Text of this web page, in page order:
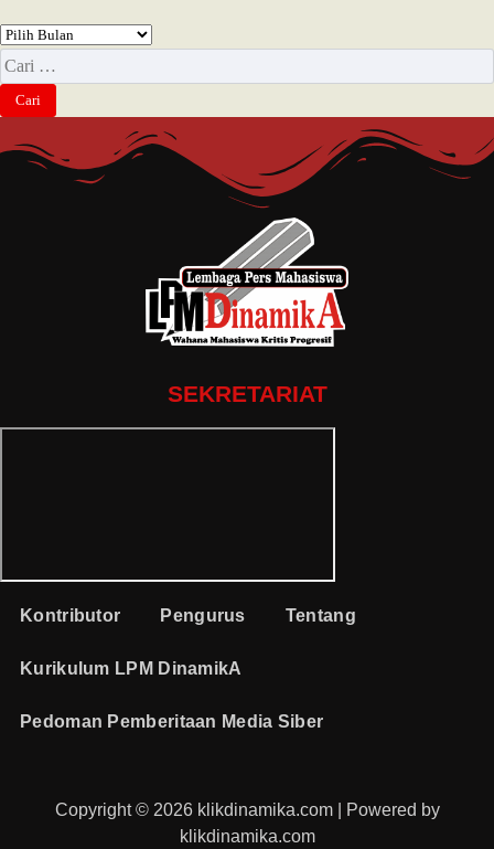
SEKRETARIAT
Kontributor Pengurus Tentang
Kurikulum LPM DinamikA
Pedoman Pemberitaan Media Siber
Copyright © 2026 klikdinamika.com | Powered by
klikdinamika.com